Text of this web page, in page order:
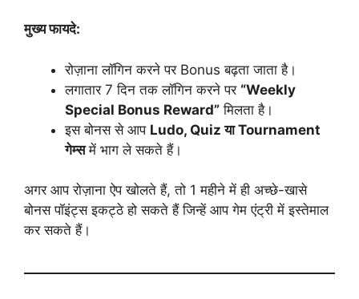
मुख्य फायदे:
रोज़ाना लॉगिन करने पर Bonus बढ़ता जाता है।
लगातार 7 दिन तक लॉगिन करने पर “Weekly
Special Bonus Reward” मिलता है।
इस बोनस से आप Ludo, Quiz या Tournament
गेम्समें भाग ले सकते हैं।
अगर आप रोज़ाना ऐप खोलते हैं, तो 1 महीने में ही अच्छे-खासे
बोनस पॉइंट्स इकट्ठे हो सकते हैं जिन्हें आप गेम एंट्री में इस्तेमाल
कर सकते हैं।